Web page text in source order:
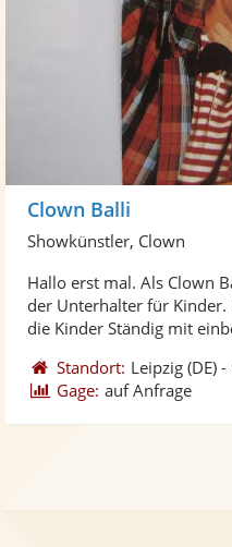
Clown Balli
Showkünstler, Clown
Hallo erst mal. Als Clown
der Unterhalter für
die Kinder Ständig mit
Standort: Leipzig (DE) -
Gage: auf Anfrage